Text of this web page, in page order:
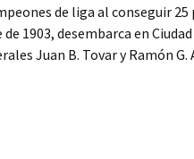
de liga al conseguir
1903, desembarca en
Juan B. Tovar y Ramón G.